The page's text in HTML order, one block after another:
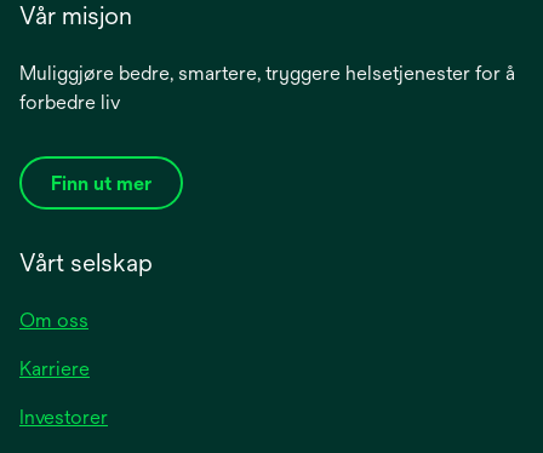
Vår misjon
Muliggjøre bedre, smartere, tryggere helsetjenester for å
forbedre liv
Finn ut mer
Vårt selskap
Om oss
Karriere
Investoreropens